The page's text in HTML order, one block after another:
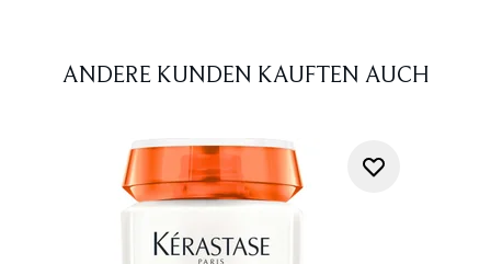
ANDERE KUNDEN KAUFTEN AUCH